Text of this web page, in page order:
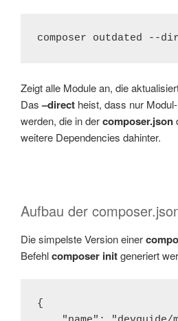
composer outdated --
Zeigt alle Module an, die
Das–direct heist, dass nur
werden, die in dercomposer.json
weitere Dependencies dahinter.
Aufbau der
Die simpelste Version einer
Befehlcomposer initgeneriert
{